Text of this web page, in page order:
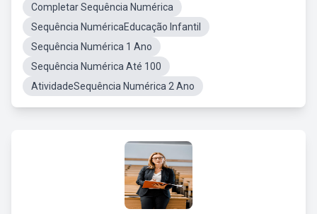
Completar Sequência Numérica
Sequência NuméricaEducação Infantil
Sequência Numérica 1 Ano
Sequência Numérica Até 100
AtividadeSequência Numérica 2 Ano